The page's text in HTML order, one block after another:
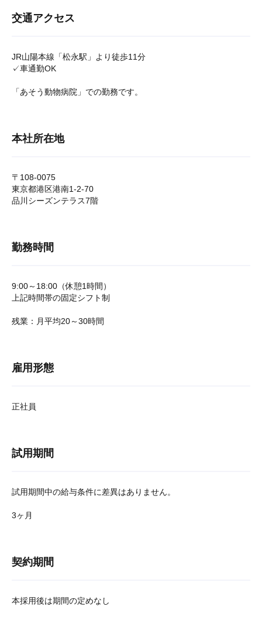
交通アクセス
JR山陽本線「松永駅」より徒歩11分
✓車通勤OK
「あそう動物病院」での勤務です。
本社所在地
〒108-0075
東京都港区港南1-2-70
品川シーズンテラス7階
勤務時間
9:00～18:00（休憩1時間）
上記時間帯の固定シフト制
残業：月平均20～30時間
雇用形態
正社員
試用期間
試用期間中の給与条件に差異はありません。
3ヶ月
契約期間
本採用後は期間の定めなし